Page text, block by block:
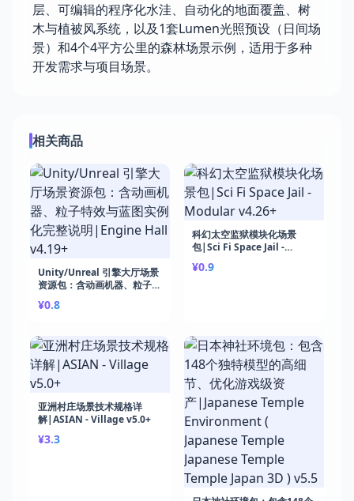
层、可编辑的程序化水洼、自动化的地面覆盖、树
木与植被风系统，以及1套Lumen光照预设（日间场
景）和4个4平方公里的森林场景示例，适用于多种
开发需求与项目场景。
相关商品
Unity/Unreal 引擎大厅场景
资源包：含动画机器、粒子特
明|Engine Hall v4.19+
¥0.8
科幻太空监狱模块化场景
包|Sci Fi Space Jail -
¥0.9
亚洲村庄场景技术规格详
解|ASIAN - Village v5.0+
¥3.3